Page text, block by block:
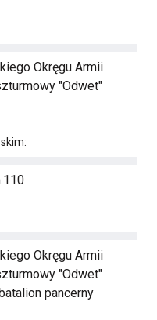
Okręgu Armii
"Odwet"
Okręgu Armii
"Odwet"
pancerny